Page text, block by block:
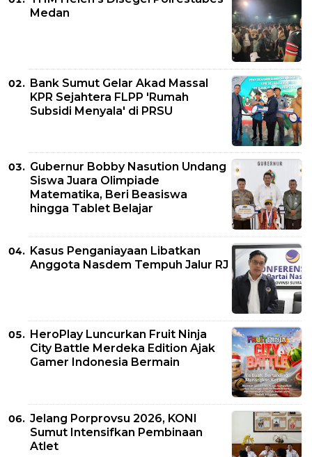
Medan
Bank Sumut Gelar Akad Massal
KPR Sejahtera FLPP 'Rumah
Subsidi Menyala' di PRSU
Gubernur Bobby Nasution Undang
Siswa Juara Olimpiade
Matematika, Beri Beasiswa
hingga Tablet Belajar
Kasus Penganiayaan Libatkan
Anggota Nasdem Tempuh Jalur RJ
HeroPlay Luncurkan Fruit Ninja
City Battle Merdeka Edition Ajak
Gamer Indonesia Bermain
Jelang Porprovsu 2026, KONI
Sumut Intensifkan Pembinaan
Atlet